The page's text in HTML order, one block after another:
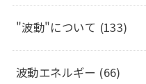
"波動"について (133)
波動エネルギー (66)